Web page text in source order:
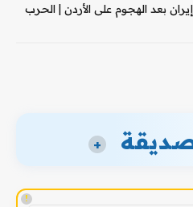
بعد الهجوم على الأردن | الحرب
+
!